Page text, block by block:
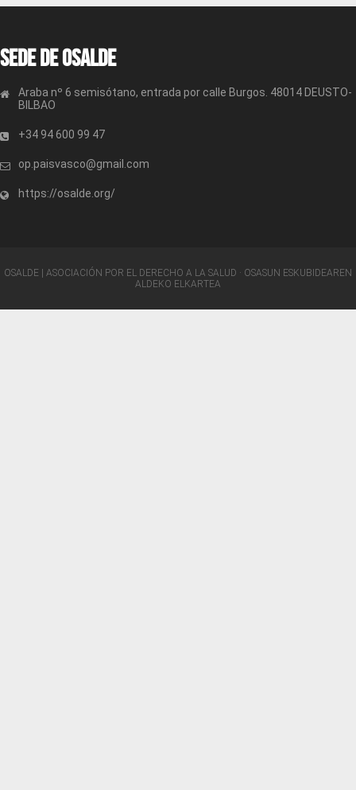
Sede de OSALDE
Araba nº 6 semisótano, entrada por calle Burgos. 48014 DEUSTO-
BILBAO
+34 94 600 99 47
op.paisvasco@gmail.com
https://osalde.org/
OSALDE | ASOCIACIÓN POR EL DERECHO A LA SALUD · OSASUN ESKUBIDEAREN
ALDEKO ELKARTEA